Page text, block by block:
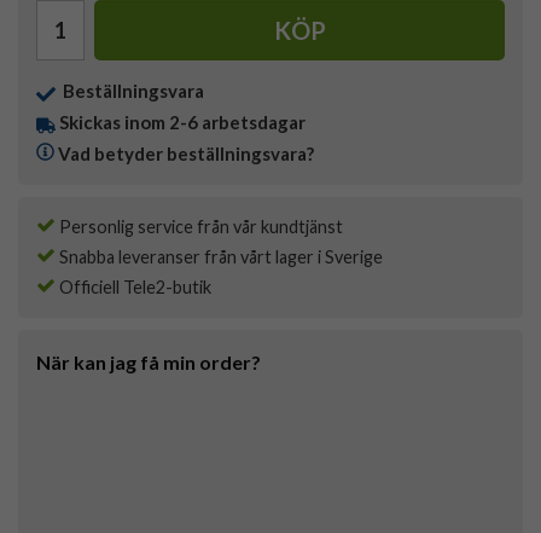
KÖP
Beställningsvara
Skickas inom 2-6 arbetsdagar
Vad betyder beställningsvara?
Personlig service från vår kundtjänst
Snabba leveranser från vårt lager i Sverige
Officiell Tele2-butik
När kan jag få min order?